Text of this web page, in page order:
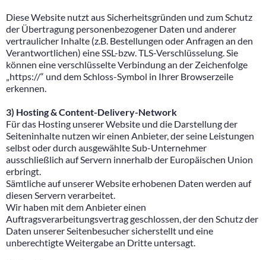
Diese Website nutzt aus Sicherheitsgründen und zum Schutz
der Übertragung personenbezogener Daten und anderer
vertraulicher Inhalte (z.B. Bestellungen oder Anfragen an den
Verantwortlichen) eine SSL-bzw. TLS-Verschlüsselung. Sie
können eine verschlüsselte Verbindung an der Zeichenfolge
„https://“ und dem Schloss-Symbol in Ihrer Browserzeile
erkennen.
3) Hosting & Content-Delivery-Network
Für das Hosting unserer Website und die Darstellung der
Seiteninhalte nutzen wir einen Anbieter, der seine Leistungen
selbst oder durch ausgewählte Sub-Unternehmer
ausschließlich auf Servern innerhalb der Europäischen Union
erbringt.
Sämtliche auf unserer Website erhobenen Daten werden auf
diesen Servern verarbeitet.
Wir haben mit dem Anbieter einen
Auftragsverarbeitungsvertrag geschlossen, der den Schutz der
Daten unserer Seitenbesucher sicherstellt und eine
unberechtigte Weitergabe an Dritte untersagt.